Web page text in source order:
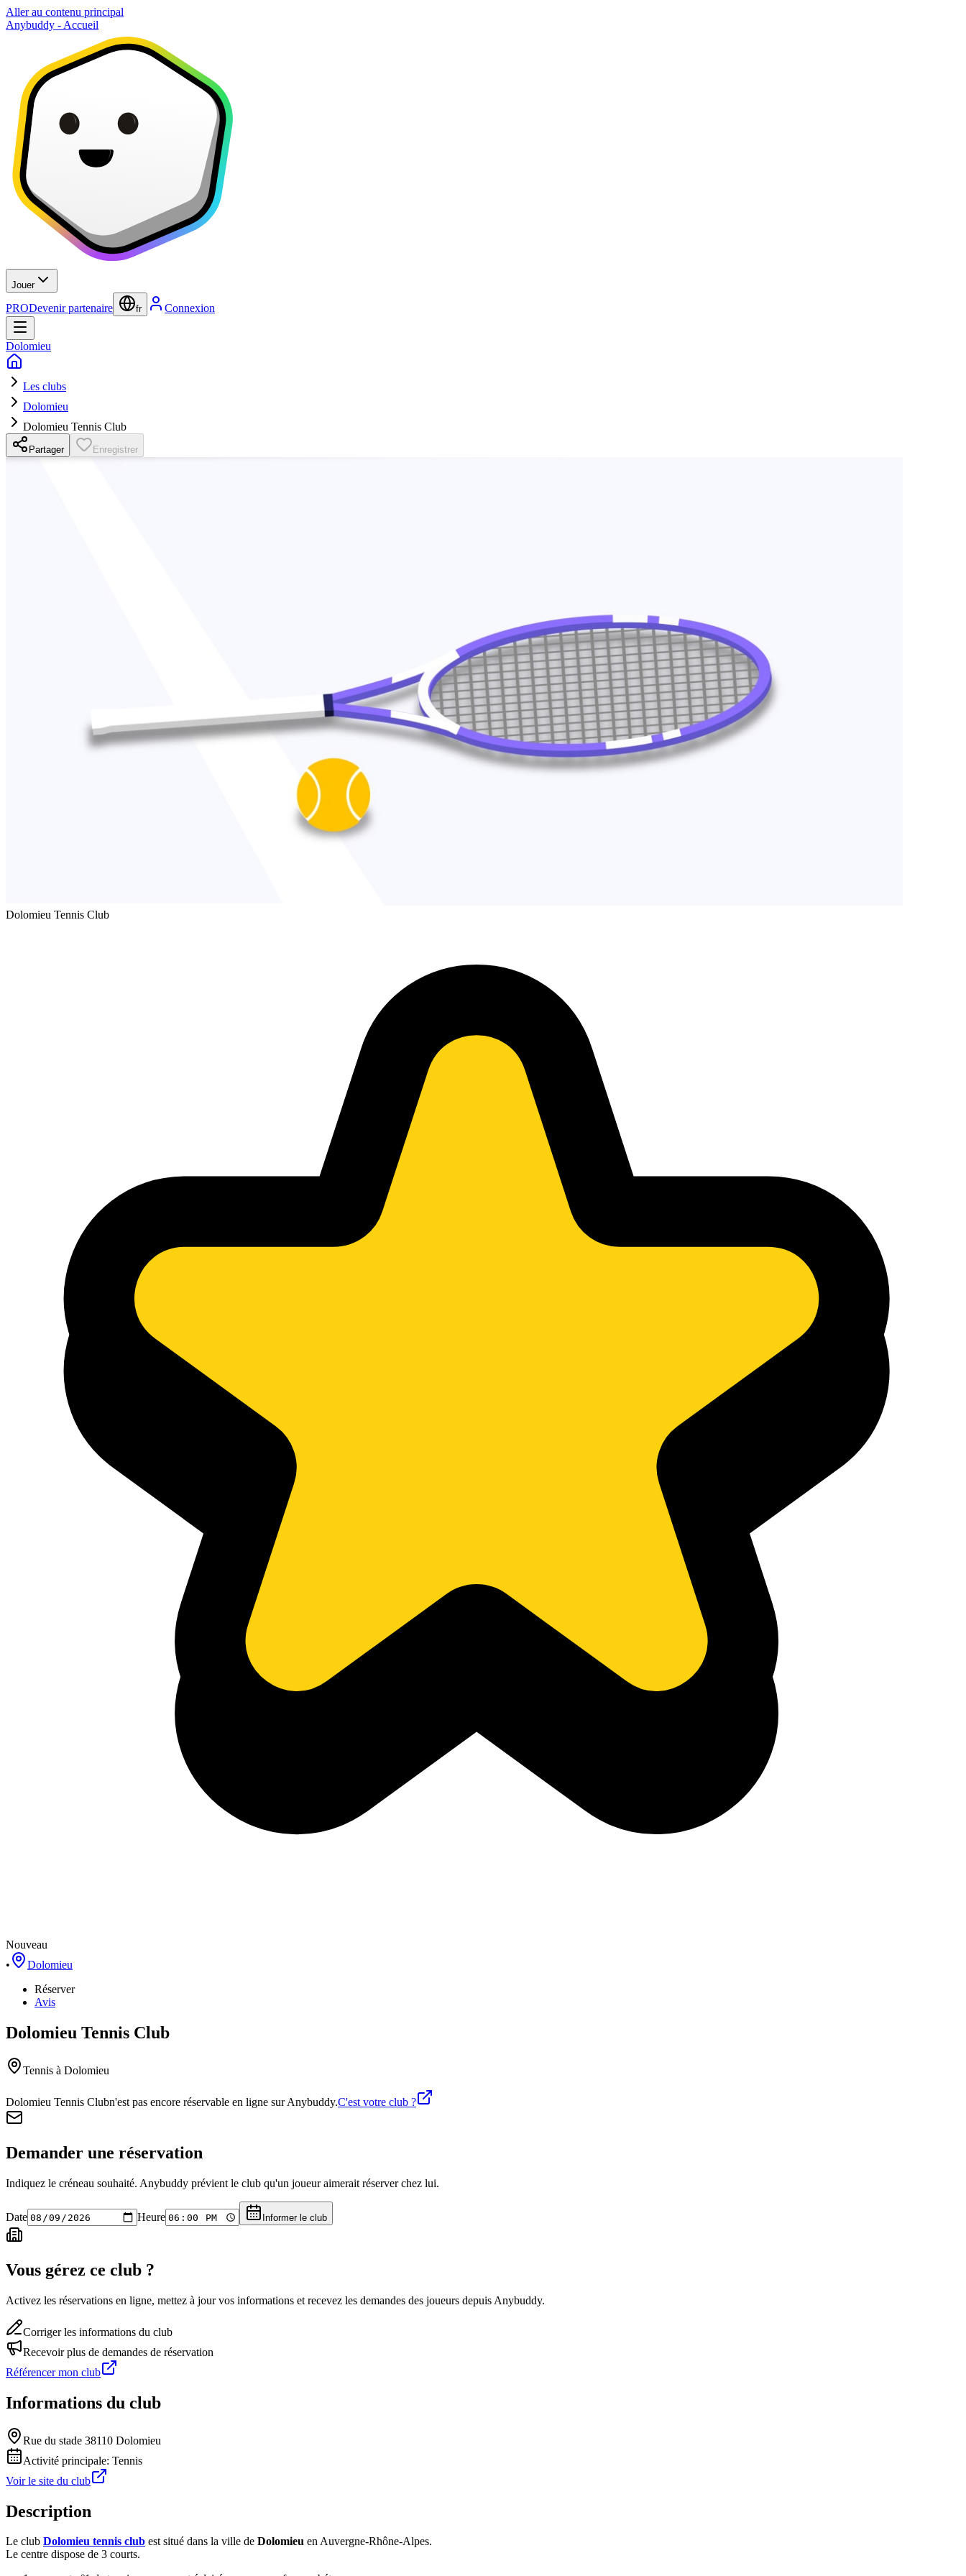
Aller au contenu principal
Anybuddy - Accueil
Jouer
PRODevenir partenaire fr Connexion
Dolomieu
Les clubs
Dolomieu
Dolomieu Tennis Club
Partager Enregistrer
Dolomieu Tennis Club
Nouveau
•
Dolomieu
Réserver
Avis
Dolomieu Tennis Club
Tennis à Dolomieu
Dolomieu Tennis Clubn'est pas encore réservable en ligne sur Anybuddy.C'est votre club ?
Demander une réservation
Indiquez le créneau souhaité. Anybuddy prévient le club qu'un joueur aimerait réserver chez lui.
Date Heure Informer le club
Vous gérez ce club ?
Activez les réservations en ligne, mettez à jour vos informations et recevez les demandes des joueurs depuis Anybuddy.
Corriger les informations du club
Recevoir plus de demandes de réservation
Référencer mon club
Informations du club
Rue du stade 38110 Dolomieu
Activité principale: Tennis
Voir le site du club
Description
Le club Dolomieu tennis club est situé dans la ville de Dolomieu en Auvergne-Rhône-Alpes.
Le centre dispose de 3 courts.